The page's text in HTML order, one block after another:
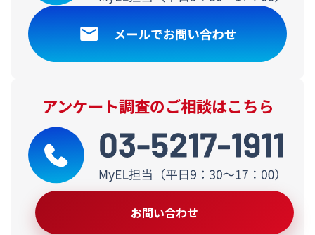
アンケート調査のご相談はこちら
お問い合わせ